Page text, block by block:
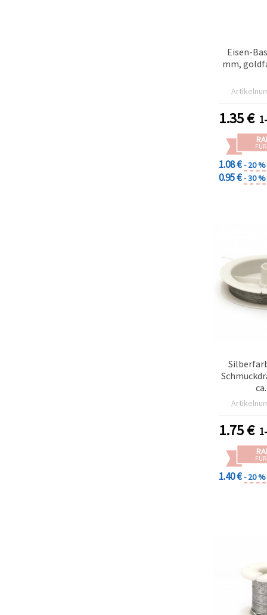
Eisen-
mm,
1.35€
1.08 €- 20 %
0.95 €- 30 %
1.75€
1.40 €- 20 %